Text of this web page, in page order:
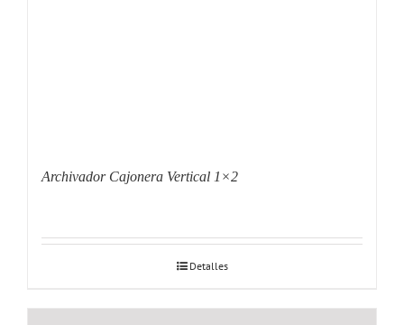
Archivador Cajonera Vertical 1×2
Detalles